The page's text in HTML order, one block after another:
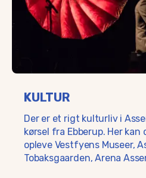
KULTUR
Der er et rigt kulturliv i
kørsel fra Ebberup. Her
opleve Vestfyens Museer,
Tobaksgaarden, Arena